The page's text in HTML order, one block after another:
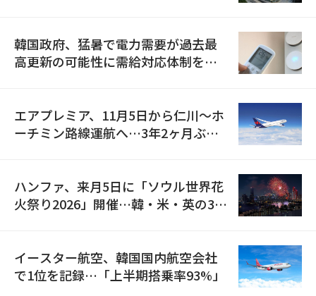
韓国政府、猛暑で電力需要が過去最
高更新の可能性に需給対応体制を点
エアプレミア、11月5日から仁川〜ホ
ーチミン路線運航へ…3年2ヶ月ぶり
ハンファ、来月5日に「ソウル世界花
火祭り2026」開催…韓・米・英の3カ
イースター航空、韓国国内航空会社
で1位を記録…「上半期搭乗率93%」